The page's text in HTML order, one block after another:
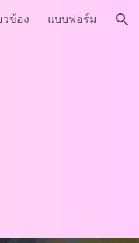
วข้อง แบบฟอร์ม